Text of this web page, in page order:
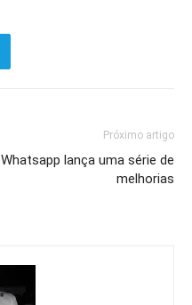
Próximo artigo
Whatsapp lança uma série de
melhorias